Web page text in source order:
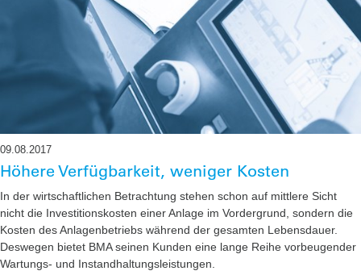
09.08.2017
Höhere Verfügbarkeit, weniger Kosten
In der wirtschaftlichen Betrachtung stehen schon auf mittlere Sicht
nicht die Investitionskosten einer Anlage im Vordergrund, sondern die
Kosten des Anlagenbetriebs während der gesamten Lebensdauer.
Deswegen bietet BMA seinen Kunden eine lange Reihe vorbeugender
Wartungs- und Instandhaltungsleistungen.